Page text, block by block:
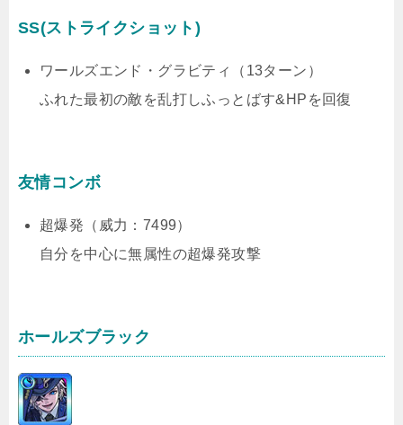
SS(ストライクショット)
ワールズエンド・グラビティ（13ターン）
ふれた最初の敵を乱打しふっとばす&HPを回復
友情コンボ
超爆発（威力：7499）
自分を中心に無属性の超爆発攻撃
ホールズブラック